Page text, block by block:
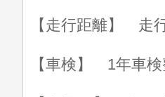
【走行距離】 走
【車検】 1年車